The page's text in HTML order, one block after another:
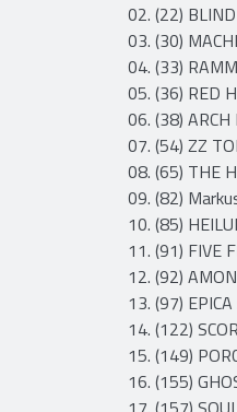
TOP 200
01. (05)
02. (22)
03. (30)
04. (33)
05. (36) RED
06. (38)
07. (54) ZZ
08. (65) THE
09. (82)
10. (85)
11. (91) FIVE
12. (92)
13. (97)
14. (122)